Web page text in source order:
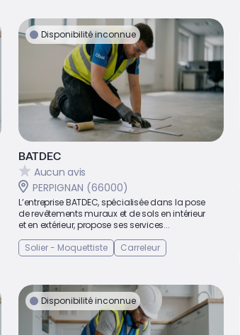
Disponibilité inconnue
BATDEC
Aucun avis
PERPIGNAN (66000)
L’entreprise BATDEC, spécialisée dans la pose
de revêtements muraux et de sols en intérieur
et en extérieur, propose ses services...
Solier - Moquettiste
Carreleur
Disponibilité inconnue